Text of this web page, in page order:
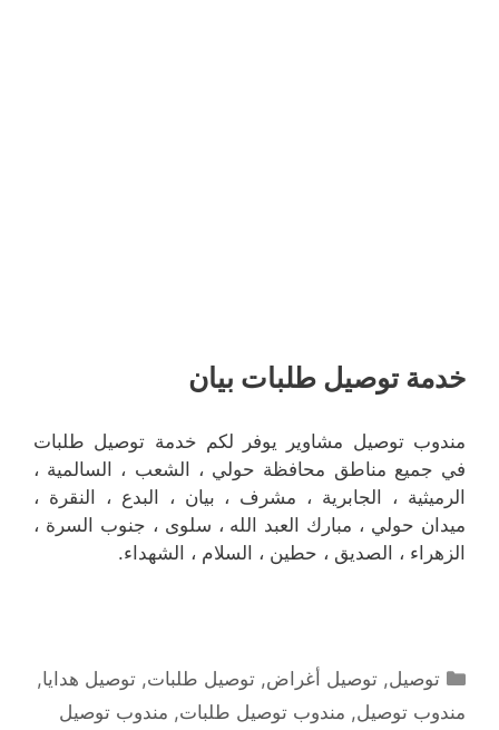
خدمة توصيل طلبات بيان
مندوب توصيل مشاوير يوفر لكم خدمة توصيل طلبات
في جميع مناطق محافظة حولي ، الشعب ، السالمية ،
الرميثية ، الجابرية ، مشرف ، بيان ، البدع ، النقرة ،
ميدان حولي ، مبارك العبد الله ، سلوى ، جنوب السرة ،
الزهراء ، الصديق ، حطين ، السلام ، الشهداء.
التصنيفات
توصيل,توصيل أغراض,توصيل طلبات,توصيل هدايا,
مندوب توصيل, مندوب توصيل طلبات, مندوب توصيل